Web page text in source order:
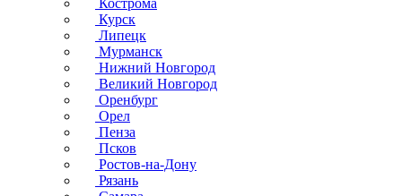
Кострома
Курск
Липецк
Мурманск
Нижний Новгород
Великий Новгород
Оренбург
Орел
Пенза
Псков
Ростов-на-Дону
Рязань